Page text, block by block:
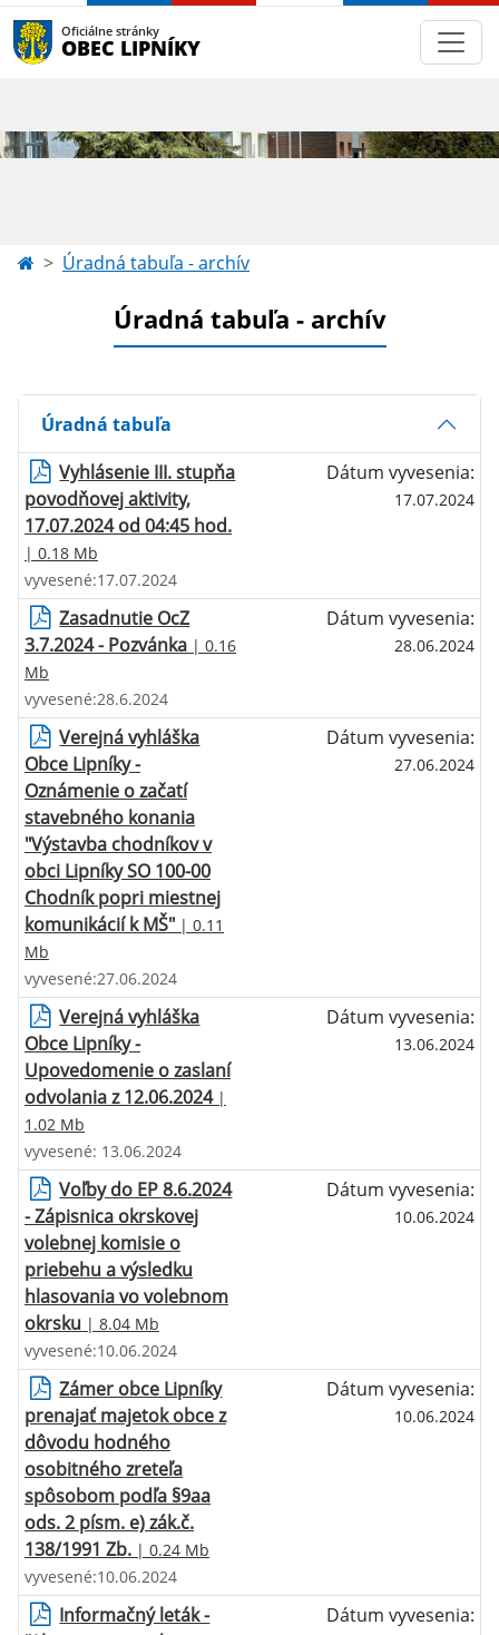
Oficiálne stránky
OBEC LIPNÍKY
Úradná tabuľa - archív
Úradná tabuľa - archív
Úradná tabuľa
Vyhlásenie III. stupňa
povodňovej aktivity,
17.07.2024 od 04:45 hod.
| 0.18 Mb
Dátum vyvesenia:
17.07.2024
vyvesené:17.07.2024
Zasadnutie OcZ
3.7.2024 - Pozvánka | 0.16
Mb
Dátum vyvesenia:
28.06.2024
vyvesené:28.6.2024
Verejná vyhláška
Obce Lipníky -
Oznámenie o začatí
stavebného konania
"Výstavba chodníkov v
obci Lipníky SO 100-00
Chodník popri miestnej
komunikácií k MŠ" | 0.11
Mb
Dátum vyvesenia:
27.06.2024
vyvesené:27.06.2024
Verejná vyhláška
Obce Lipníky -
Upovedomenie o zaslaní
odvolania z 12.06.2024|
1.02 Mb
Dátum vyvesenia:
13.06.2024
vyvesené: 13.06.2024
Voľby do EP 8.6.2024
- Zápisnica okrskovej
volebnej komisie o
priebehu a výsledku
hlasovania vo volebnom
okrsku | 8.04 Mb
Dátum vyvesenia:
10.06.2024
vyvesené:10.06.2024
Zámer obce Lipníky
prenajať majetok obce z
dôvodu hodného
osobitného zreteľa
spôsobom podľa §9aa
ods. 2 písm. e) zák.č.
138/1991 Zb. | 0.24 Mb
Dátum vyvesenia:
10.06.2024
vyvesené:10.06.2024
Informačný leták -
Dátum vyvesenia: